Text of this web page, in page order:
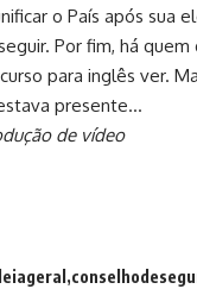
o País após sua
Por fim, há quem
para inglês ver.
presente…
de vídeo